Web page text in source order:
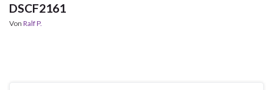
DSCF2161
Von Ralf P.